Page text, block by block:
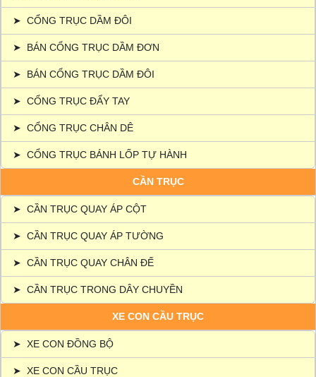
➤ CỔNG TRỤC DẦM ĐÔI
➤ BÁN CỔNG TRỤC DẦM ĐƠN
➤ BÁN CỔNG TRỤC DẦM ĐÔI
➤ CỔNG TRỤC ĐẨY TAY
➤ CỔNG TRỤC CHÂN DÊ
➤ CỔNG TRỤC BÁNH LỐP TỰ HÀNH
CẦN TRỤC
➤ CẦN TRỤC QUAY ÁP CỘT
➤ CẦN TRỤC QUAY ÁP TƯỜNG
➤ CẦN TRỤC QUAY CHÂN ĐẾ
➤ CẦN TRỤC TRONG DÂY CHUYỀN
XE CON CẦU TRỤC
➤ XE CON ĐỒNG BỘ
➤ XE CON CẦU TRỤC